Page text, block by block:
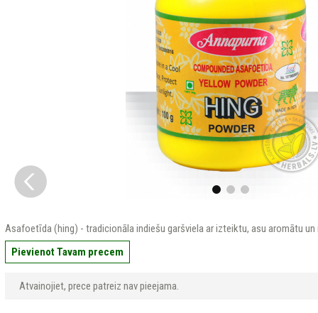
Asafoetīda (hing) - tradicionāla indiešu garšviela ar izteiktu, asu aromātu
Pievienot Tavam precem
Atvainojiet, prece patreiz nav pieejama.